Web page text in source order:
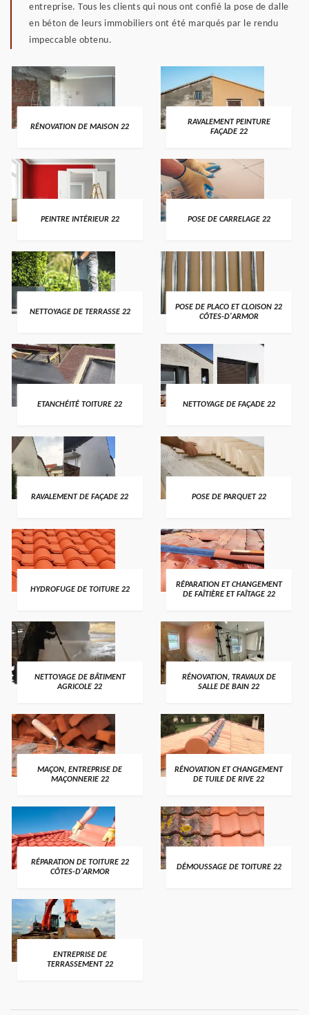
entreprise. Tous les clients qui nous ont confié la pose de dalle
en béton de leurs immobiliers ont été marqués par le rendu
impeccable obtenu.
RÉNOVATION DE MAISON 22
RAVALEMENT PEINTURE
FAÇADE 22
PEINTRE INTÉRIEUR 22 POSE DE CARRELAGE 22
NETTOYAGE DE TERRASSE 22
POSE DE PLACO ET CLOISON 22
CÔTES-D'ARMOR
ETANCHÉITÉ TOITURE 22 NETTOYAGE DE FAÇADE 22
RAVALEMENT DE FAÇADE 22 POSE DE PARQUET 22
HYDROFUGE DE TOITURE 22
RÉPARATION ET CHANGEMENT
DE FAÎTIÈRE ET FAÎTAGE 22
NETTOYAGE DE BÂTIMENT
AGRICOLE 22
RÉNOVATION, TRAVAUX DE
SALLE DE BAIN 22
MAÇON, ENTREPRISE DE
MAÇONNERIE 22
RÉNOVATION ET CHANGEMENT
DE TUILE DE RIVE 22
RÉPARATION DE TOITURE 22
CÔTES-D'ARMOR
DÉMOUSSAGE DE TOITURE 22
ENTREPRISE DE
TERRASSEMENT 22